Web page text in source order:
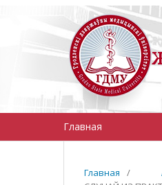
Главная
Главная /